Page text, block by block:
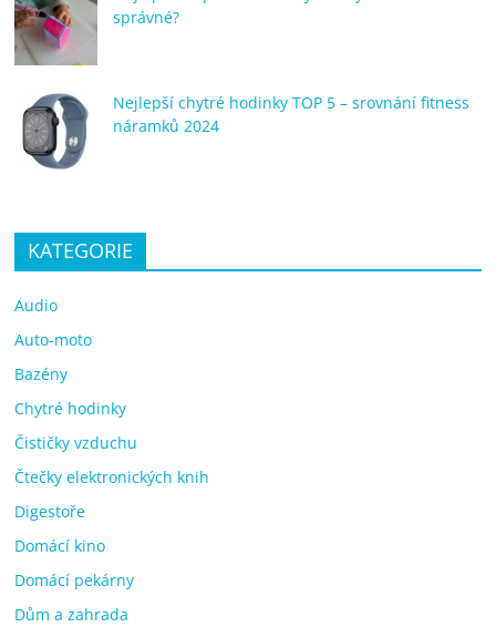
správné?
Nejlepší chytré hodinky TOP 5 – srovnání fitness
náramků 2024
KATEGORIE
Audio
Auto-moto
Bazény
Chytré hodinky
Čističky vzduchu
Čtečky elektronických knih
Digestoře
Domácí kino
Domácí pekárny
Dům a zahrada